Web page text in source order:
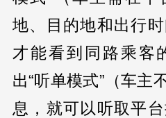
地、目的地和出行
才能看到同路乘客
出“听单模式”（车主
息，就可以听取平